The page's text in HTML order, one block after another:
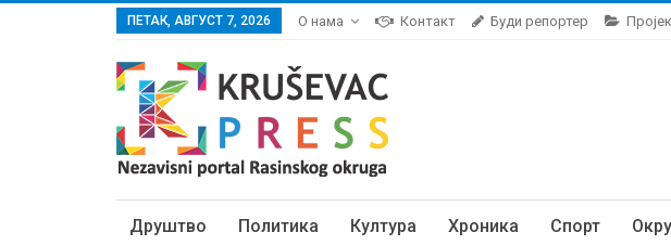
ПЕТАК, АВГУСТ 7, 2026 О нама Контакт Буди репортер
Друштво Политика Култура Хроника Спорт